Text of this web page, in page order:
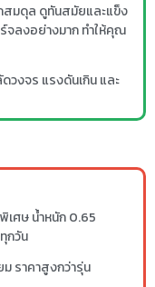
สมดุล ดูทันสมัยและแข็ง
จลงอย่างมาก ทำให้คุณ
งจร แรงดันเกิน และ
เศษ น้ำหนัก 0.65
กวัน
ราคาสูงกว่ารุ่น